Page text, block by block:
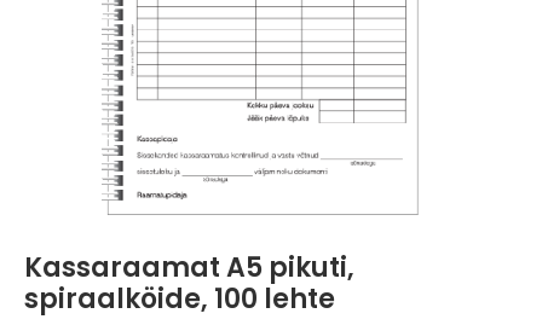
Kassaraamat A5 pikuti,
spiraalköide, 100 lehte